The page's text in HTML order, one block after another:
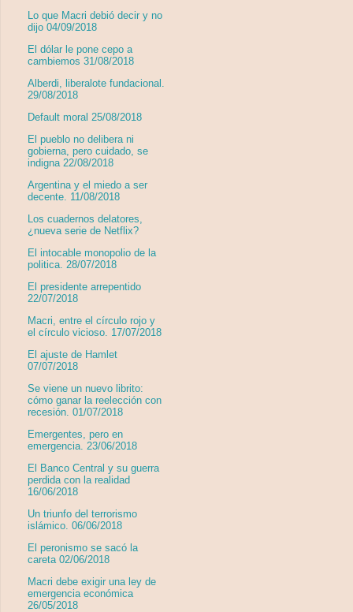
Lo que Macri debió decir y no
dijo 04/09/2018
El dólar le pone cepo a
cambiemos 31/08/2018
Alberdi, liberalote fundacional.
29/08/2018
Default moral 25/08/2018
El pueblo no delibera ni
gobierna, pero cuidado, se
indigna 22/08/2018
Argentina y el miedo a ser
decente. 11/08/2018
Los cuadernos delatores,
¿nueva serie de Netflix?
El intocable monopolio de la
politica. 28/07/2018
El presidente arrepentido
22/07/2018
Macri, entre el círculo rojo y
el círculo vicioso. 17/07/2018
El ajuste de Hamlet
07/07/2018
Se viene un nuevo librito:
cómo ganar la reelección con
recesión. 01/07/2018
Emergentes, pero en
emergencia. 23/06/2018
El Banco Central y su guerra
perdida con la realidad
16/06/2018
Un triunfo del terrorismo
islámico. 06/06/2018
El peronismo se sacó la
careta 02/06/2018
Macri debe exigir una ley de
emergencia económica
26/05/2018